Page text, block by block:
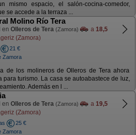
mismo espacio, el salón-cocina-comedor,
se accede a la terraza ...
Molino Río Tera
en Olleros de Tera (Zamora) a 18,5
(Zamora)
21 €
Zamora
de los molineros de Olleros de Tera ahora
para turismo. La casa se autoabastece de luz,
Además en l ...
en Olleros de Tera (Zamora) a 19,5
(Zamora)
25 €
Zamora